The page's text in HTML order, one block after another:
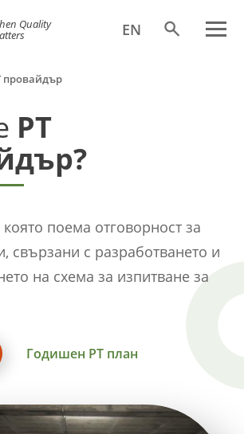
Quality EN
провайдър
РТ
поема отговорност за
свързани с разработването и
на схема за изпитване за
Годишен РТ план